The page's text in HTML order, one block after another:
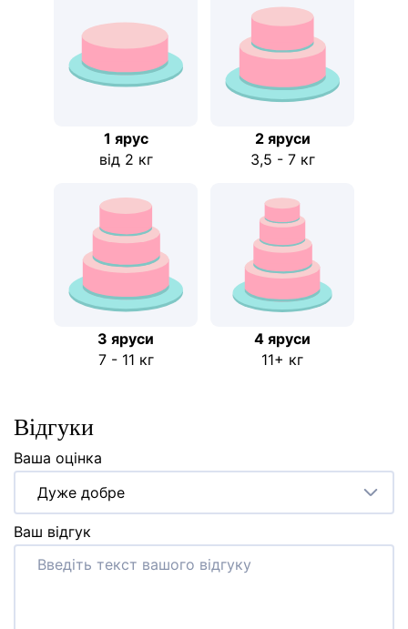
1 ярус
від 2 кг
2 яруси
3,5 - 7 кг
3 яруси
7 - 11 кг
4 яруси
11+ кг
Відгуки
Ваша оцінка
Дуже добре
Ваш відгук